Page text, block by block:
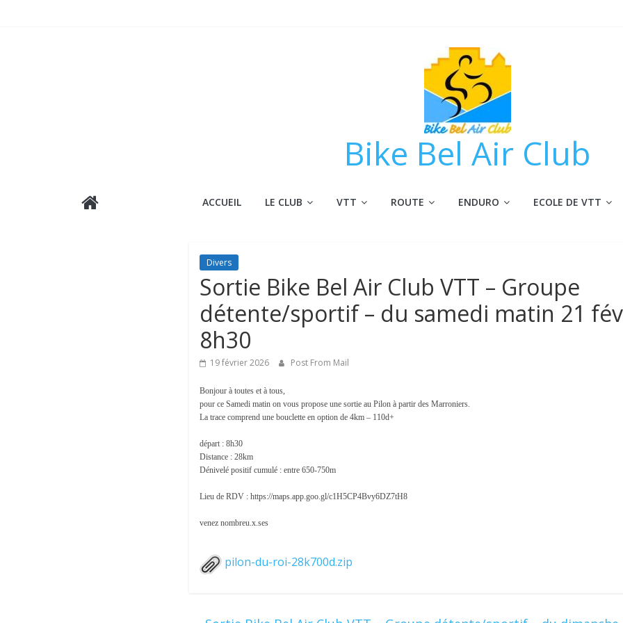
Bike Bel Air Club
ACCUEIL LE CLUB VTT ROUTE ENDURO ECOLE DE VTT
Divers
Sortie Bike Bel Air Club VTT – Groupe
détente/sportif – du samedi matin 21
8h30
19 février 2026 Post From Mail
Bonjour à toutes et à tous,
pour ce Samedi matin on vous propose une sortie au Pilon à partir des Marroniers.
La trace comprend une bouclette en option de 4km – 110d+
départ : 8h30
Distance : 28km
Dénivelé positif cumulé : entre 650-750m
Lieu de RDV : https://maps.app.goo.gl/c1H5CP4Bvy6DZ7tH8
venez nombreu.x.ses
pilon-du-roi-28k700d.zip